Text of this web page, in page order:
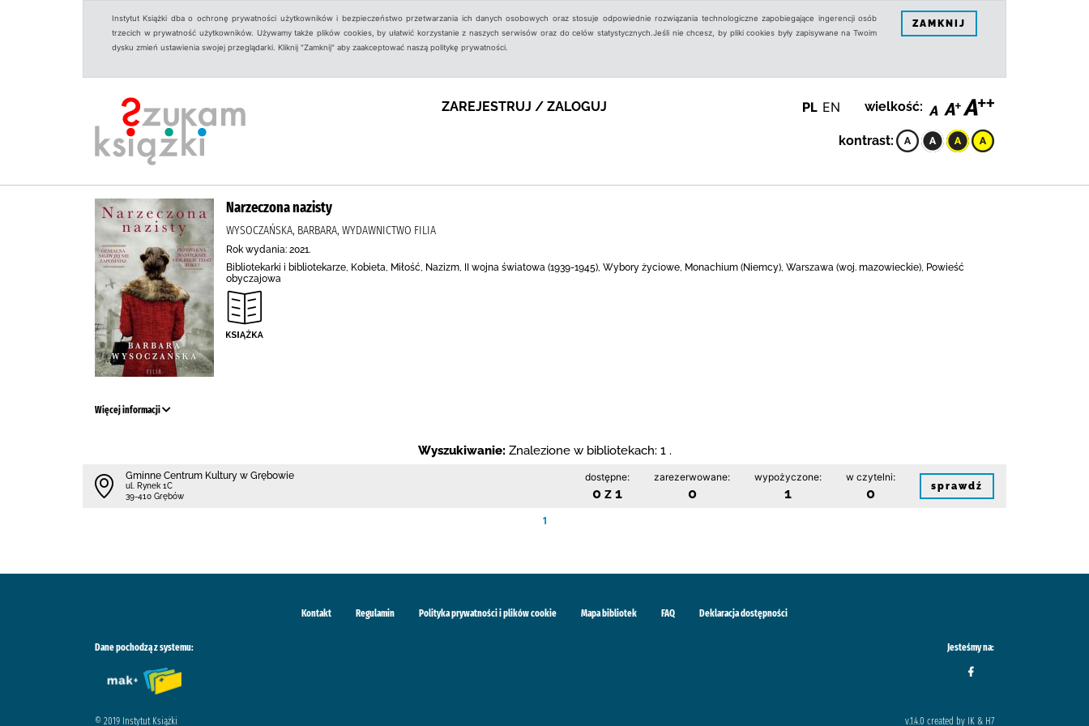
Instytut Książki dba o ochronę prywatności użytkowników i bezpieczeństwo przetwarzania ich danych osobowych oraz stosuje odpowiednie rozwiązania technologiczne zapobiegające ingerencji osób
trzecich w prywatność użytkowników. Używamy także plików cookies, by ułatwić korzystanie z naszych serwisów oraz do celów statystycznych.Jeśli nie chcesz, by pliki cookies były zapisywane na Twoim
dysku zmień ustawienia swojej przeglądarki. Kliknij "Zamknij" aby zaakceptować naszą politykę prywatności.
ZAMKNIJ
ZAREJESTRUJ / ZALOGUJ PL EN wielkość:
kontrast:
Narzeczona nazisty
WYSOCZAŃSKA, BARBARA, WYDAWNICTWO FILIA
Rok wydania: 2021.
Bibliotekarki i bibliotekarze, Kobieta, Miłość, Nazizm, II wojna światowa (1939-1945), Wybory życiowe, Monachium (Niemcy), Warszawa (woj. mazowieckie), Powieść
obyczajowa
Więcej informacji
Wyszukiwanie: Znalezione w bibliotekach: 1 .
Gminne Centrum Kultury w Grębowie
ul. Rynek 1C
39-410 Grębów
dostępne:
0 z 1
zarezerwowane:
0
wypożyczone:
1
w czytelni:
0 sprawdź
1
Kontakt Regulamin Polityka prywatności i plików cookie Mapa bibliotek FAQ Deklaracja dostępności
Dane pochodzą z systemu: Jesteśmy na:
© 2019 Instytut Książki v.1.4.0 created by IK & H7